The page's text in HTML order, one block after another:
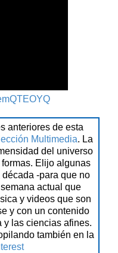
anteriores de esta
Multimedia. La
del universo
Elijo algunas
-para que no
actual que
y videos que son
y con un contenido
y las ciencias afines.
también en la